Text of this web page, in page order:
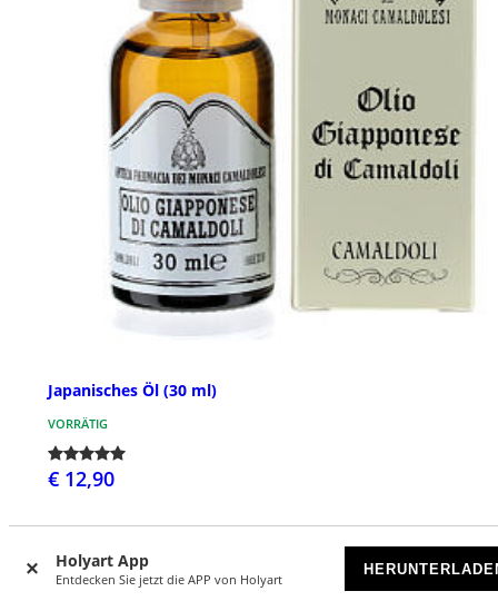
Holyart App
Entdecken Sie jetzt die APP von Holyart
Japanisches Öl (30 ml)
VORRÄTIG
€ 12,90